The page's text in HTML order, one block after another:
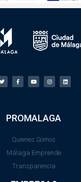
PROMALAGA
Quienes Somos
Málaga Emprende
Transparencia